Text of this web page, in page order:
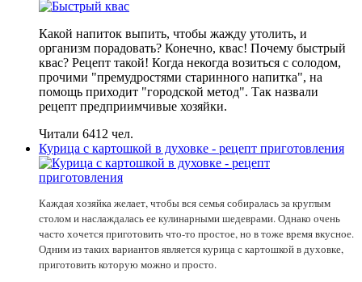
Какой напиток выпить, чтобы жажду утолить, и
организм порадовать? Конечно, квас! Почему быстрый
квас? Рецепт такой! Когда некогда возиться с солодом,
прочими "премудростями старинного напитка", на
помощь приходит "городской метод". Так назвали
рецепт предприимчивые хозяйки.
Читали 6412 чел.
Курица с картошкой в духовке - рецепт приготовления
Каждая хозяйка желает, чтобы вся семья собиралась за круглым
столом и наслаждалась ее кулинарными шедеврами. Однако очень
часто хочется приготовить что-то простое, но в тоже время вкусное.
Одним из таких вариантов является курица с картошкой в духовке,
приготовить которую можно и просто.